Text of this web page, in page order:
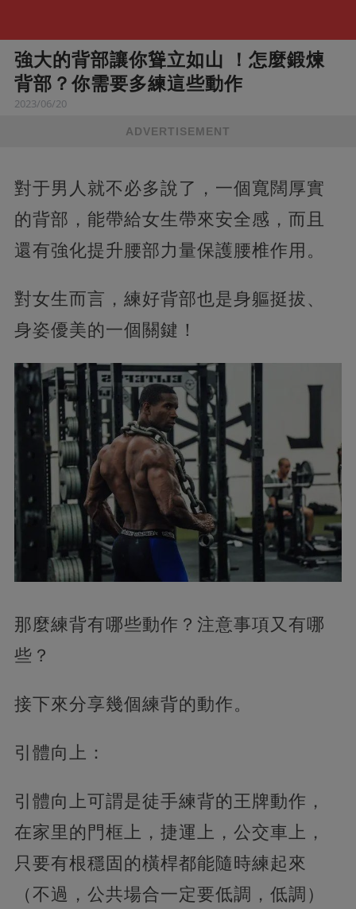
強大的背部讓你聳立如山 ！怎麼鍛煉
背部？你需要多練這些動作
2023/06/20
ADVERTISEMENT
對于男人就不必多說了，一個寬闊厚實
的背部，能帶給女生帶來安全感，而且
還有強化提升腰部力量保護腰椎作用。
對女生而言，練好背部也是身軀挺拔、
身姿優美的一個關鍵！
那麼練背有哪些動作？注意事項又有哪
些？
接下來分享幾個練背的動作。
引體向上：
引體向上可謂是徒手練背的王牌動作，
在家里的門框上，捷運上，公交車上，
只要有根穩固的橫桿都能隨時練起來
（不過，公共場合一定要低調，低調）